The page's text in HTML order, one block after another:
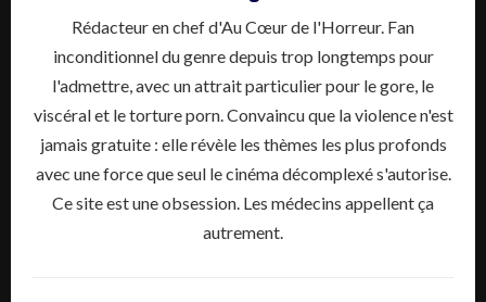
Rédacteur en chef d'Au Cœur de l'Horreur. Fan
inconditionnel du genre depuis trop longtemps pour
l'admettre, avec un attrait particulier pour le gore, le
viscéral et le torture porn. Convaincu que la violence n'est
jamais gratuite : elle révèle les thèmes les plus profonds
avec une force que seul le cinéma décomplexé s'autorise.
Ce site est une obsession. Les médecins appellent ça
autrement.